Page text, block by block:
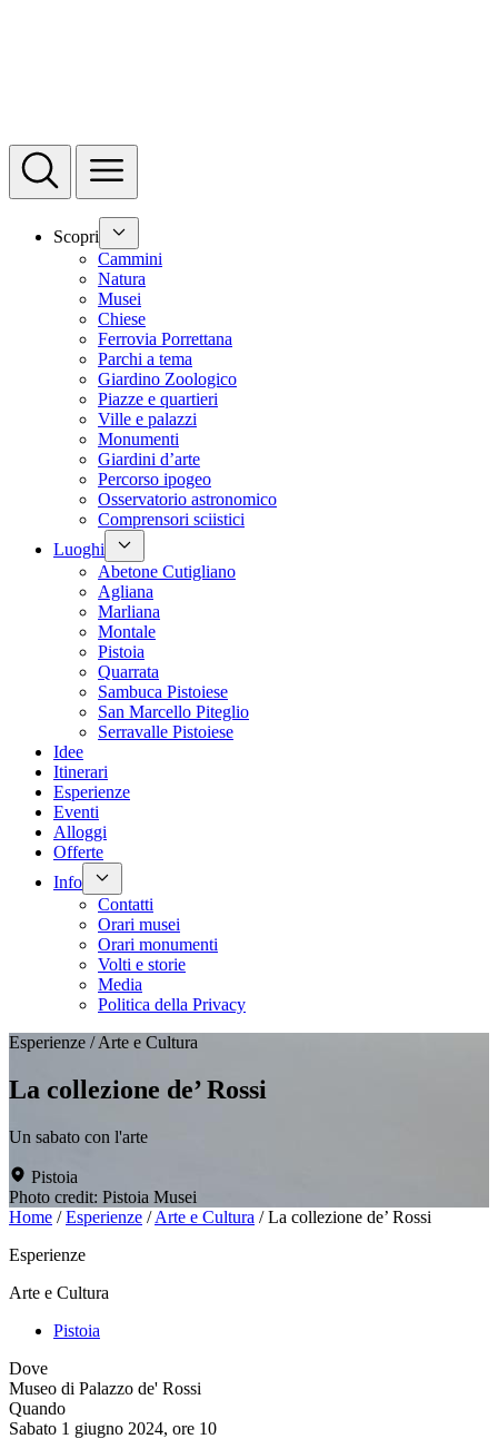
Scopri
Cammini
Natura
Musei
Chiese
Ferrovia Porrettana
Parchi a tema
Giardino Zoologico
Piazze e quartieri
Ville e palazzi
Monumenti
Giardini d’arte
Percorso ipogeo
Osservatorio astronomico
Comprensori sciistici
Luoghi
Abetone Cutigliano
Agliana
Marliana
Montale
Pistoia
Quarrata
Sambuca Pistoiese
San Marcello Piteglio
Serravalle Pistoiese
Idee
Itinerari
Esperienze
Eventi
Alloggi
Offerte
Info
Contatti
Orari musei
Orari monumenti
Volti e storie
Media
Politica della Privacy
Esperienze / Arte e Cultura
La collezione de’ Rossi
Un sabato con l'arte
Pistoia
Photo credit: Pistoia Musei
Home /Esperienze /Arte e Cultura /La collezione de’ Rossi
Esperienze
Arte e Cultura
Pistoia
Dove
Museo di Palazzo de' Rossi
Quando
Sabato 1 giugno 2024, ore 10